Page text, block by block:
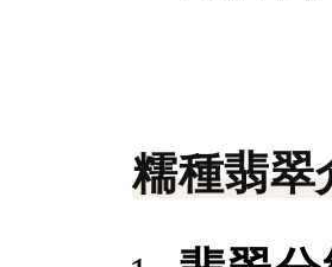
糯種翡翠